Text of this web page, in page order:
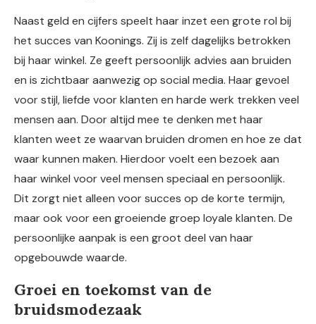
Naast geld en cijfers speelt haar inzet een grote rol bij
het succes van Koonings. Zij is zelf dagelijks betrokken
bij haar winkel. Ze geeft persoonlijk advies aan bruiden
en is zichtbaar aanwezig op social media. Haar gevoel
voor stijl, liefde voor klanten en harde werk trekken veel
mensen aan. Door altijd mee te denken met haar
klanten weet ze waarvan bruiden dromen en hoe ze dat
waar kunnen maken. Hierdoor voelt een bezoek aan
haar winkel voor veel mensen speciaal en persoonlijk.
Dit zorgt niet alleen voor succes op de korte termijn,
maar ook voor een groeiende groep loyale klanten. De
persoonlijke aanpak is een groot deel van haar
opgebouwde waarde.
Groei en toekomst van de
bruidsmodezaak